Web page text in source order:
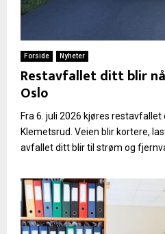
Forside Nyheter
Restavfallet ditt blir
Oslo
Fra 6. juli 2026 kjøres
Klemetsrud. Veien blir kortere,
avfallet ditt blir til strøm og